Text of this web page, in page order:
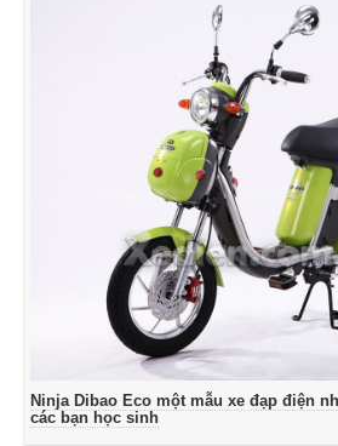
Ninja Dibao Eco một mẫu xe đạp điện
các bạn học sinh